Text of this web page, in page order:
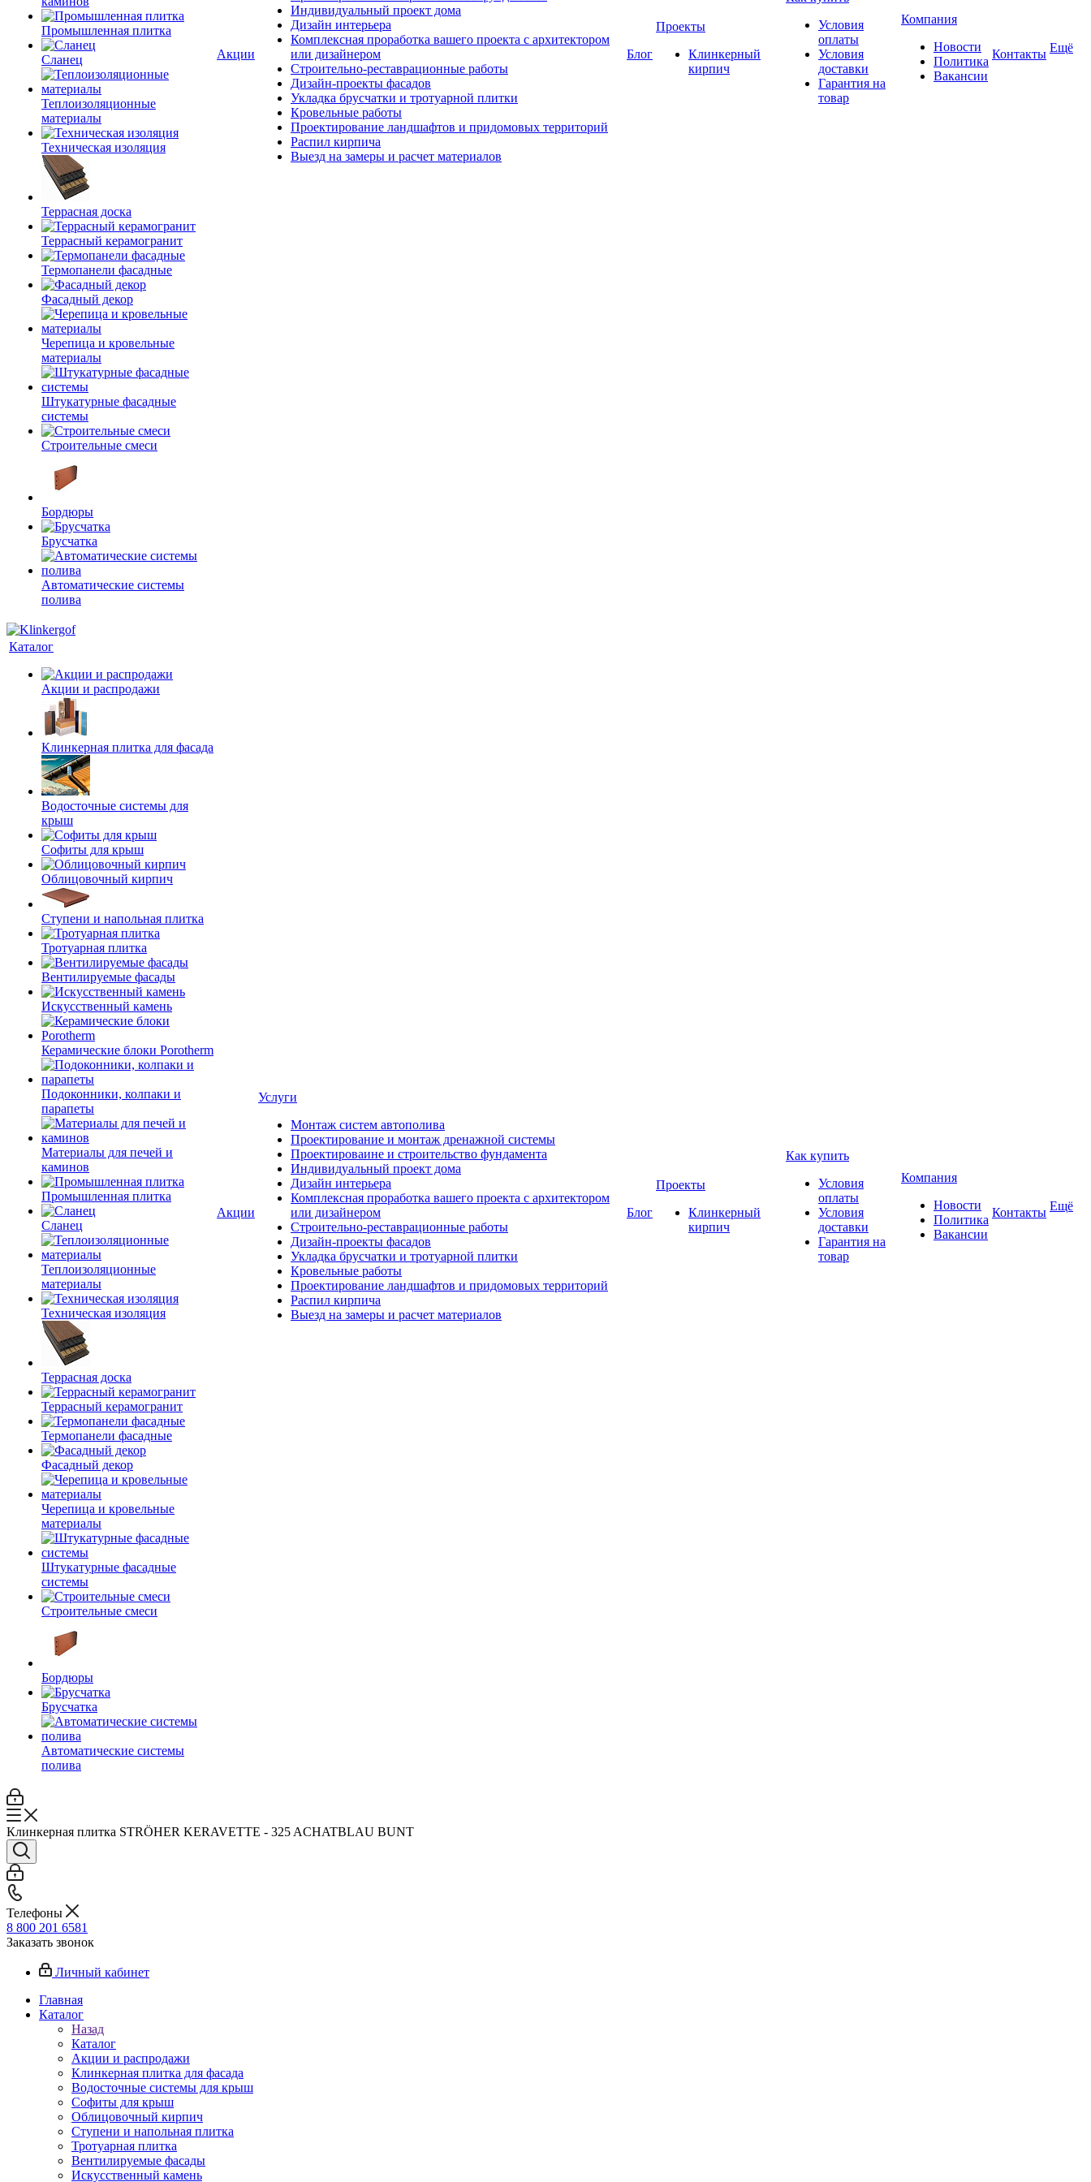
Промышленная плитка
Сланец
Теплоизоляционные
материалы
Техническая изоляция
Террасная доска
Террасный керамогранит
Термопанели фасадные
Фасадный декор
Черепица и кровельные
материалы
Штукатурные фасадные
системы
Строительные смеси
Бордюры
Брусчатка
Автоматические системы
полива
Акции
Индивидуальный проект дома
Дизайн интерьера
Комплексная проработка вашего проекта с архитектором
или дизайнером
Строительно-реставрационные работы
Дизайн-проекты фасадов
Укладка брусчатки и тротуарной плитки
Кровельные работы
Проектирование ландшафтов и придомовых территорий
Распил кирпича
Выезд на замеры и расчет материалов
Блог
Проекты
Клинкерный
кирпич
Условия
оплаты
Условия
доставки
Гарантия на
товар
Компания
Новости
Политика
Вакансии
Контакты Ещё
Каталог
Акции и распродажи
Клинкерная плитка для фасада
Водосточные системы для
крыш
Софиты для крыш
Облицовочный кирпич
Ступени и напольная плитка
Тротуарная плитка
Вентилируемые фасады
Искусственный камень
Керамические блоки Porotherm
Подоконники, колпаки и
парапеты
Материалы для печей и
каминов
Промышленная плитка
Сланец
Теплоизоляционные
материалы
Техническая изоляция
Террасная доска
Террасный керамогранит
Термопанели фасадные
Фасадный декор
Черепица и кровельные
материалы
Штукатурные фасадные
системы
Строительные смеси
Бордюры
Брусчатка
Автоматические системы
полива
Акции
Услуги
Монтаж систем автополива
Проектирование и монтаж дренажной системы
Проектироваине и строительство фундамента
Индивидуальный проект дома
Дизайн интерьера
Комплексная проработка вашего проекта с архитектором
или дизайнером
Строительно-реставрационные работы
Дизайн-проекты фасадов
Укладка брусчатки и тротуарной плитки
Кровельные работы
Проектирование ландшафтов и придомовых территорий
Распил кирпича
Выезд на замеры и расчет материалов
Блог
Проекты
Клинкерный
кирпич
Как купить
Условия
оплаты
Условия
доставки
Гарантия на
товар
Компания
Новости
Политика
Вакансии
Контакты Ещё
Клинкерная плитка STRÖHER KERAVETTE - 325 ACHATBLAU BUNT
Телефоны
8 800 201 6581
Заказать звонок
Личный кабинет
Главная
Каталог
Назад
Каталог
Акции и распродажи
Клинкерная плитка для фасада
Водосточные системы для крыш
Софиты для крыш
Облицовочный кирпич
Ступени и напольная плитка
Тротуарная плитка
Вентилируемые фасады
Искусственный камень